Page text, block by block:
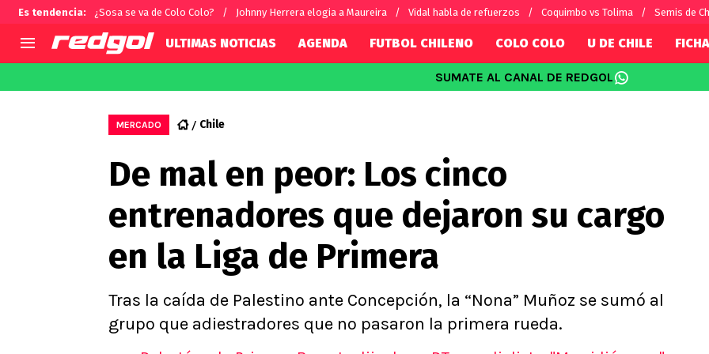
Es tendencia: ¿Sosa se va de Colo Colo? Johnny Herrera elogia a Maureira Vidal habla de refuerzos Coquimbo vs Tolima Semis de
Selección Chilena
U de Chile
U Católica
Campeonato Nacional
Primera B
Segunda División
Copa Chile
Supercopa Chile
Campeonato Femenino
Alexis Sánchez
Carlos Palacios
Chilenos por el mundo
Fútbol Argentino
Fútbol Brasileño
Premier
Serie A
ULTIMAS NOTICIAS AGENDA FUTBOL CHILENO COLO COLO U DE CHILE
SUMATE AL CANAL DE REDGOL
MERCADO Chile
De mal en peor: Los cinco
entrenadores que dejaron su cargo
en la Liga de Primera
Tras la caída de Palestino ante Concepción, la “Nona” Muñoz se sumó al
grupo que adiestradores que no pasaron la primera rueda.